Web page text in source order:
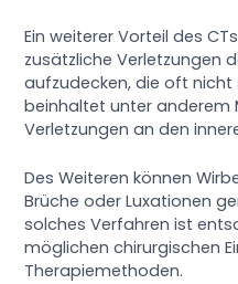
Ein weiterer Vorteil des
zusätzliche Verletzungen
aufzudecken, die oft nicht
beinhaltet unter anderem
Verletzungen an den
Des Weiteren können
Brüche oder Luxationen
solches Verfahren ist
möglichen chirurgischen
Therapiemethoden.